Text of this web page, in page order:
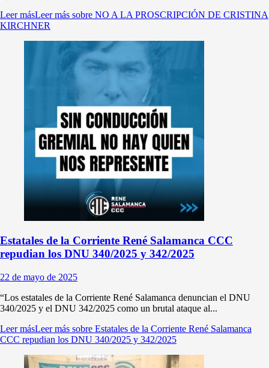
Leer másLeer más sobre NO A LA PROSCRIPCIÓN DE CRISTINA
KIRCHNER
Estatales de la Corriente René Salamanca CCC
repudian los DNU 340/2025 y 342/2025
22 de mayo de 2025
“Los estatales de la Corriente René Salamanca denuncian el DNU
340/2025 y el DNU 342/2025 como un brutal ataque al...
Leer másLeer más sobre Estatales de la Corriente René Salamanca
CCC repudian los DNU 340/2025 y 342/2025